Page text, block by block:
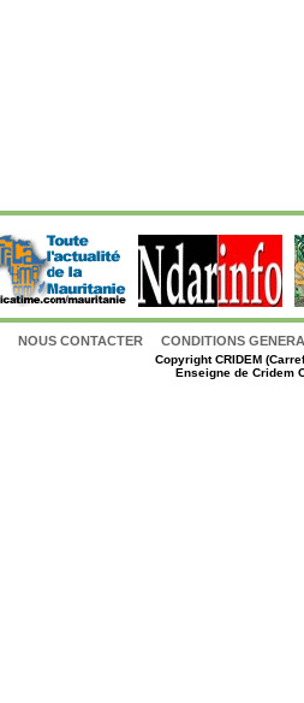
NOUS CONTACTER CONDITIONS
CopyrightCRIDEM
Enseigne de Cridem